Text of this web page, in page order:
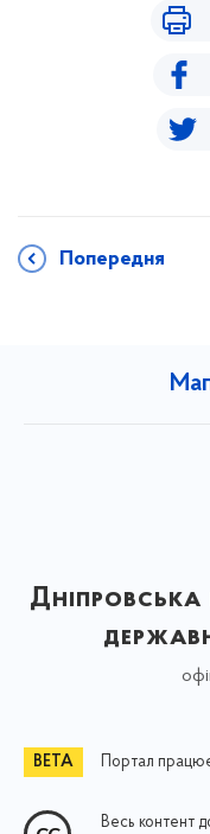
Попередня
Дніпровська
Портал
Весь контент